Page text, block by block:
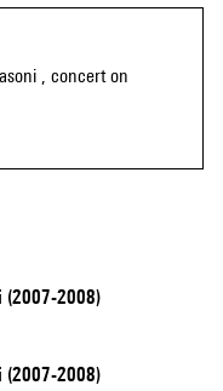
, concert on
(2007-2008)
(2007-2008)